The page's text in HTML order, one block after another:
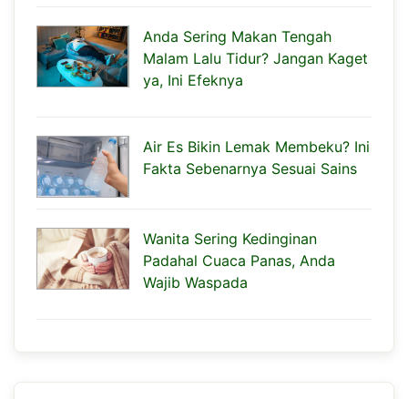
Anda Sering Makan Tengah
Malam Lalu Tidur? Jangan Kaget
ya, Ini Efeknya
Air Es Bikin Lemak Membeku? Ini
Fakta Sebenarnya Sesuai Sains
Wanita Sering Kedinginan
Padahal Cuaca Panas, Anda
Wajib Waspada